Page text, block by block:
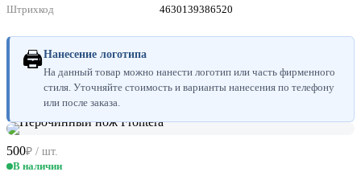
Штрихкод
4630139386520
🖨Нанесение логотипа
На данный товар можно нанести логотип или часть фирменного
стиля. Уточняйте стоимость и варианты нанесения по телефону
или после заказа.
500₽ / шт.
В наличии